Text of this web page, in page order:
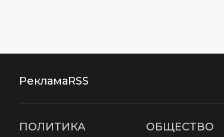
РекламаRSS
ПОЛИТИКА ОБЩЕСТВО